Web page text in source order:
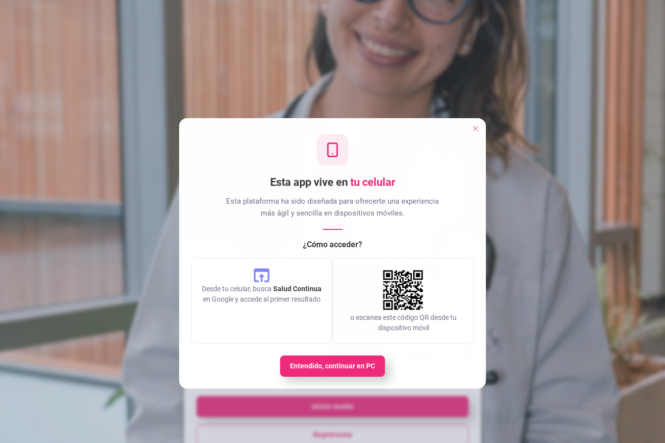
Te damos la bienvenida a Salud Continua
Iniciar sesión
Registrarme
Esta app vive en tu celular
Esta plataforma ha sido diseñada para ofrecerte una experiencia
más ágil y sencilla en dispositivos móviles.
¿Cómo acceder?
Desde tu celular, busca Salud Continua
en Google y accede al primer resultado
o escanea este código QR desde tu
dispositivo móvil
Entendido, continuar en PC